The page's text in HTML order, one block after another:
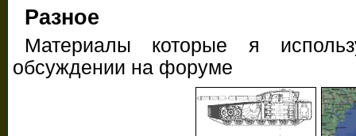
Разное
Материалы которые я
обсуждении на форуме